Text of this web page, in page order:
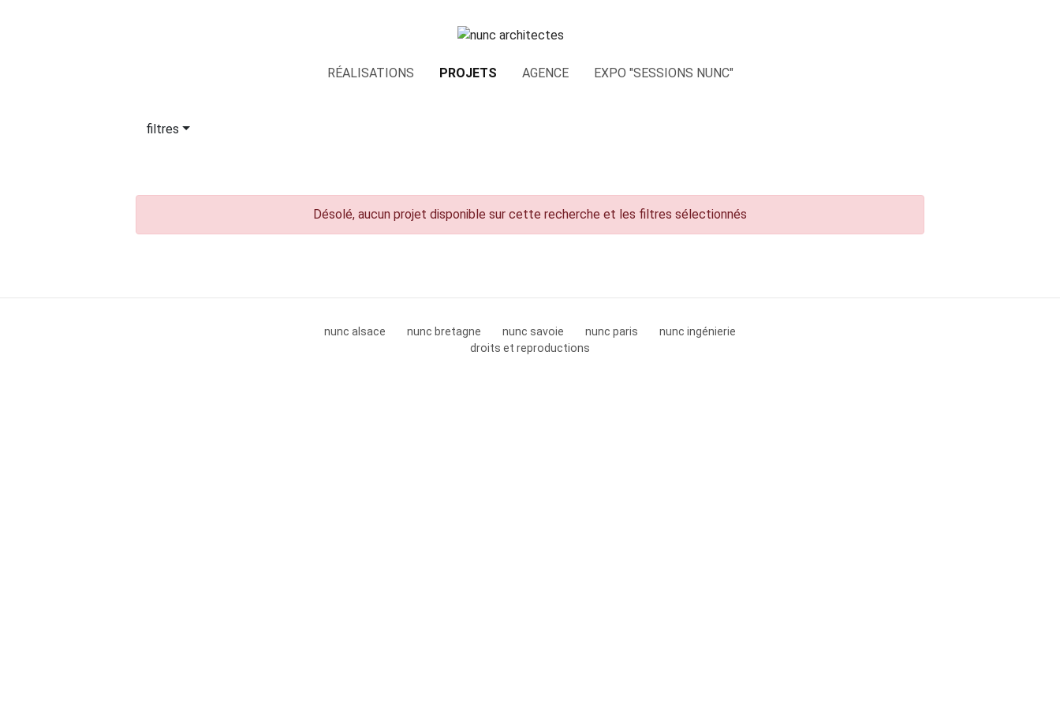
RÉALISATIONS PROJETS AGENCE EXPO "SESSIONS NUNC"
filtres
Désolé, aucun projet disponible sur cette recherche et les filtres sélectionnés
nunc alsace nunc bretagne nunc savoie nunc paris
nunc ingénierie
droits et reproductions